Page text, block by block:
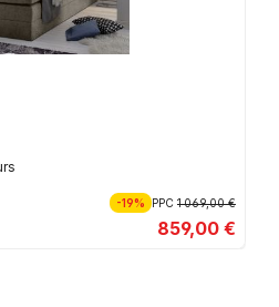
-19% PPC 1 069,00 €
859,00 €